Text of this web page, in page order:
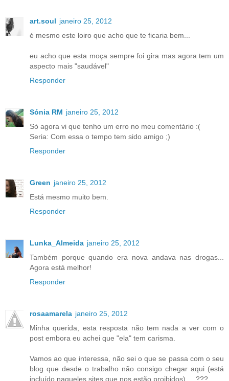
art.soul janeiro 25, 2012
é mesmo este loiro que acho que te ficaria bem...
eu acho que esta moça sempre foi gira mas agora tem um
aspecto mais "saudável"
Responder
Sónia RM janeiro 25, 2012
Só agora vi que tenho um erro no meu comentário :(
Seria: Com essa o tempo tem sido amigo ;)
Responder
Green janeiro 25, 2012
Está mesmo muito bem.
Responder
Lunka_Almeida janeiro 25, 2012
Também porque quando era nova andava nas drogas...
Agora está melhor!
Responder
rosaamarela janeiro 25, 2012
Minha querida, esta resposta não tem nada a ver com o
post embora eu achei que "ela" tem carisma.
Vamos ao que interessa, não sei o que se passa com o seu
blog que desde o trabalho não consigo chegar aqui (está
incluído naqueles sites que nos estão proibidos) ... ???